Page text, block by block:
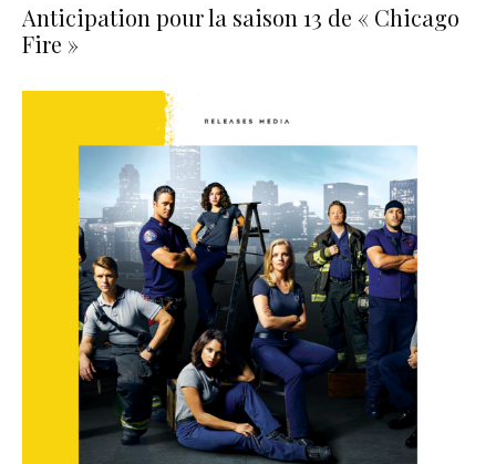
Anticipation pour la saison 13 de « Chicago
Fire »